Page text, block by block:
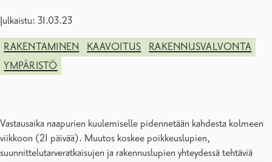
Julkaistu: 31.03.23
RAKENTAMINEN KAAVOITUS
RAKENNUSVALVONTA
YMPÄRISTÖ
Vastausaika naapurien kuulemiselle pidennetään kahdesta kolmeen
viikkoon (21 päivää). Muutos koskee poikkeuslupien,
suunnittelutarveratkaisujen ja rakennuslupien yhteydessä tehtäviä